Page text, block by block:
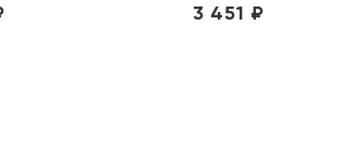
3 451 ₽